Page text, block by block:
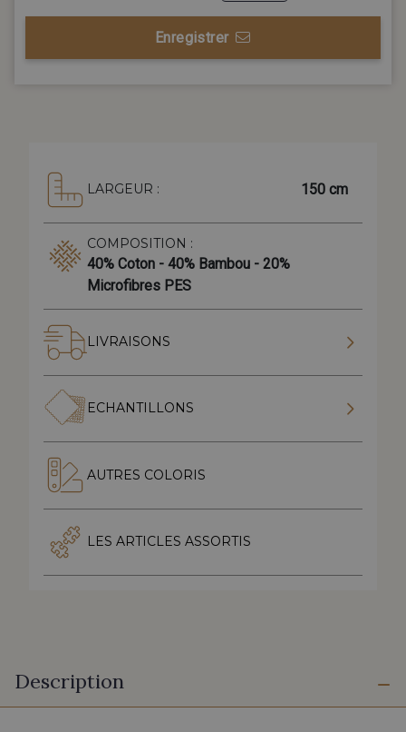
Enregistrer
LARGEUR : 150 cm
COMPOSITION :
40% Coton - 40% Bambou - 20%
Microfibres PES
LIVRAISONS
ECHANTILLONS
AUTRES COLORIS
LES ARTICLES ASSORTIS
Description